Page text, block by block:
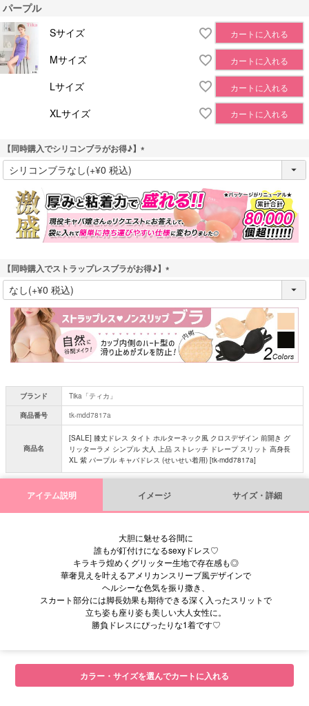
パープル
Sサイズ
カートに入れる
Mサイズ カートに入れる
Lサイズ カートに入れる
XLサイズ カートに入れる
【同時購入でシリコンブラがお得♪】
(
)
【同時購入でストラップレスブラがお得♪】
(
須
)
ブランド
Tika「ティカ」
商品番号
tk-mdd7817a
商品名
[SALE] 膝丈ドレス タイト ホルターネック風 クロスデザイン 前開き グ
リッターラメ シンプル 大人 上品 ストレッチ ドレープ スリット 高身長
XL 紫 パープル キャバドレス (せいせい着用) [tk-mdd7817a]
アイテム説明 イメージ サイズ・詳細
大胆に魅せる谷間に
誰もが釘付けになるsexyドレス♡
キラキラ煌めくグリッター生地で存在感も◎
華奢見えを叶えるアメリカンスリーブ風デザインで
ヘルシーな色気を振り撒き、
スカート部分には脚長効果も期待できる深く入ったスリットで
立ち姿も座り姿も美しい大人女性に。
勝負ドレスにぴったりな1着です♡
カラー・サイズを選んでカートに入れる